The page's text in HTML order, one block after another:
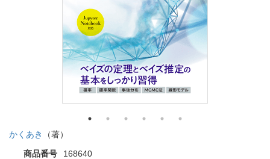
かくあき
（著）
商品番号
168640